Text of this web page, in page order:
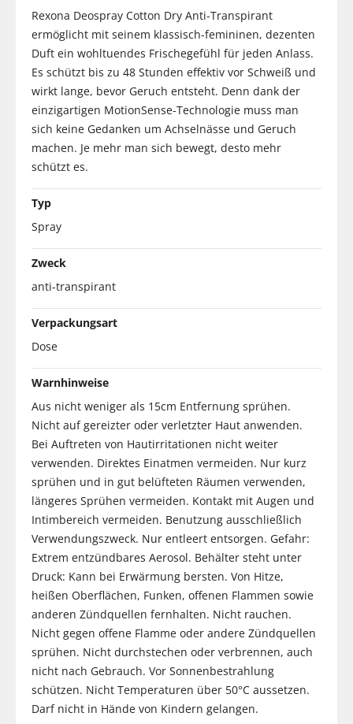
Rexona Deospray Cotton Dry Anti-Transpirant
ermöglicht mit seinem klassisch-femininen, dezenten
Duft ein wohltuendes Frischegefühl für jeden Anlass.
Es schützt bis zu 48 Stunden effektiv vor Schweiß und
wirkt lange, bevor Geruch entsteht. Denn dank der
einzigartigen MotionSense-Technologie muss man
sich keine Gedanken um Achselnässe und Geruch
machen. Je mehr man sich bewegt, desto mehr
schützt es.
Typ
Spray
Zweck
anti-transpirant
Verpackungsart
Dose
Warnhinweise
Aus nicht weniger als 15cm Entfernung sprühen.
Nicht auf gereizter oder verletzter Haut anwenden.
Bei Auftreten von Hautirritationen nicht weiter
verwenden. Direktes Einatmen vermeiden. Nur kurz
sprühen und in gut belüfteten Räumen verwenden,
längeres Sprühen vermeiden. Kontakt mit Augen und
Intimbereich vermeiden. Benutzung ausschließlich
Verwendungszweck. Nur entleert entsorgen. Gefahr:
Extrem entzündbares Aerosol. Behälter steht unter
Druck: Kann bei Erwärmung bersten. Von Hitze,
heißen Oberflächen, Funken, offenen Flammen sowie
anderen Zündquellen fernhalten. Nicht rauchen.
Nicht gegen offene Flamme oder andere Zündquellen
sprühen. Nicht durchstechen oder verbrennen, auch
nicht nach Gebrauch. Vor Sonnenbestrahlung
schützen. Nicht Temperaturen über 50°C aussetzen.
Darf nicht in Hände von Kindern gelangen.